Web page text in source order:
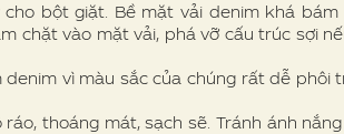
bột giặt. Bề mặt vải denim khá bám
chặt vào mặt vải, phá vỡ cấu trúc sợi
vì màu sắc của chúng rất dễ phôi
thoáng mát, sạch sẽ. Tránh ánh